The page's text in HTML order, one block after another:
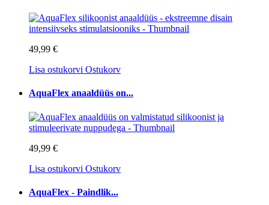
49,99 €
Lisa ostukorvi Ostukorv
AquaFlex anaaldüüs on...
49,99 €
Lisa ostukorvi Ostukorv
AquaFlex - Paindlik...